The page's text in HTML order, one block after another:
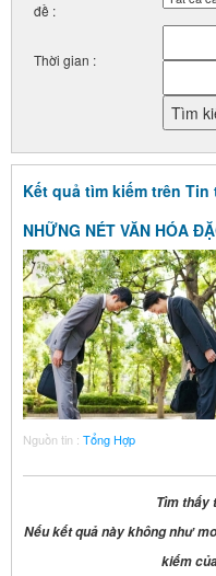
đề :
Thời gian :
Kết quả tìm kiếm trên Tin
NHỮNG NÉT VĂN HÓA
Nguồn tin : Tổng Hợp
Tìm thấy
Nếu kết quả này không như
kiếm